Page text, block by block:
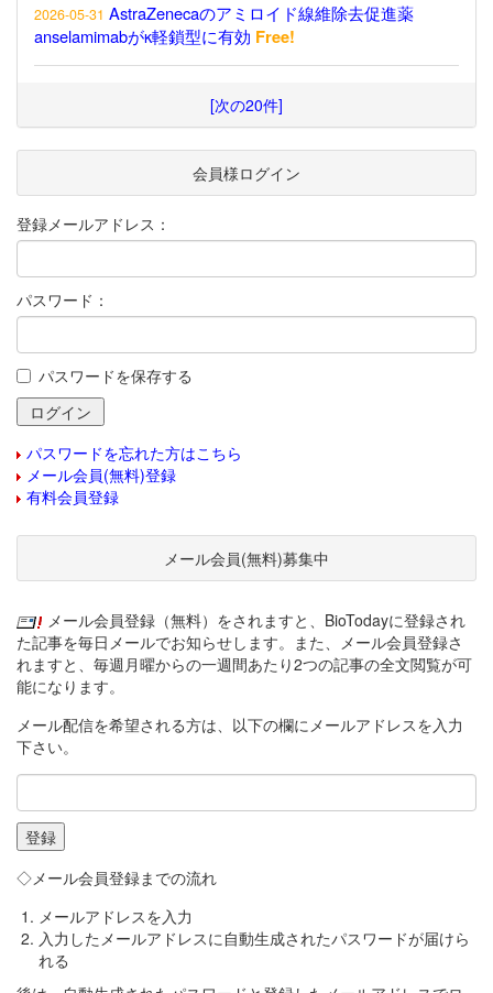
2026-05-31 AstraZenecaのアミロイド線維除去促進薬
anselamimabがκ軽鎖型に有効 Free!
[次の20件]
会員様ログイン
登録メールアドレス：
パスワード：
パスワードを保存する
パスワードを忘れた方はこちら
メール会員(無料)登録
有料会員登録
メール会員(無料)募集中
メール会員登録（無料）をされますと、BioTodayに登録され
た記事を毎日メールでお知らせします。また、メール会員登録さ
れますと、毎週月曜からの一週間あたり2つの記事の全文閲覧が可
能になります。
メール配信を希望される方は、以下の欄にメールアドレスを入力
下さい。
◇メール会員登録までの流れ
メールアドレスを入力
入力したメールアドレスに自動生成されたパスワードが届けら
れる